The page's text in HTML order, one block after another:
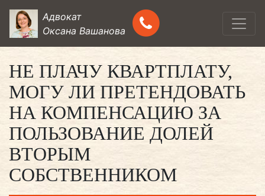
Адвокат
Оксана Вашанова
НЕ ПЛАЧУ КВАРТПЛАТУ,
МОГУ ЛИ ПРЕТЕНДОВАТЬ
НА КОМПЕНСАЦИЮ ЗА
ПОЛЬЗОВАНИЕ ДОЛЕЙ
ВТОРЫМ
СОБСТВЕННИКОМ